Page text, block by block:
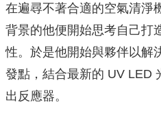
在遍尋不著合適的空氣清淨
背景的他便開始思考自己打
性。於是他開始與夥伴以解
發點，結合最新的 UV LED
出反應器。